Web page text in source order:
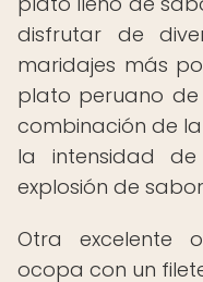
disfrutar de
maridajes más
plato peruano
combinación de
la intensidad
explosión de
Otra excelente
ocopa con un